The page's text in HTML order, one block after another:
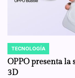
POSTED
IN
TECNOLOGÍA
OPPO presenta la
3D